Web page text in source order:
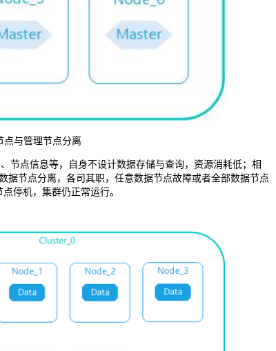
点与管理节点分离
节点信息等，自身不设计数据存储与查询，资源消耗低；相
据节点分离，各司其职，任意数据节点故障或者全部数据节点
停机，集群仍正常运行。